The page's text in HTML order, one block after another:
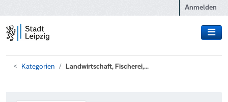
Anmelden
Kategorien Landwirtschaft, Fischerei,...